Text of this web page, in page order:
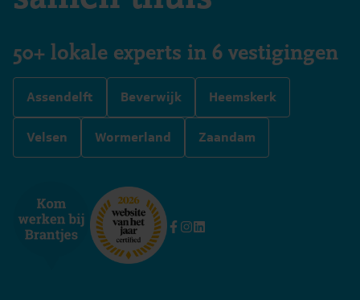
50+ lokale experts in 6 vestigingen
Assendelft Beverwijk Heemskerk
Velsen Wormerland Zaandam